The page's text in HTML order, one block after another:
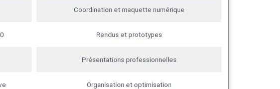
Coordination et maquette numérique
Rendus et prototypes
Présentations professionnelles
Organisation et optimisation